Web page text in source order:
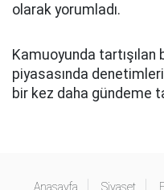
olarak yorumladı.
Kamuoyunda tartışılan
piyasasında
bir kez daha gündeme
Anasayfa Siyaset